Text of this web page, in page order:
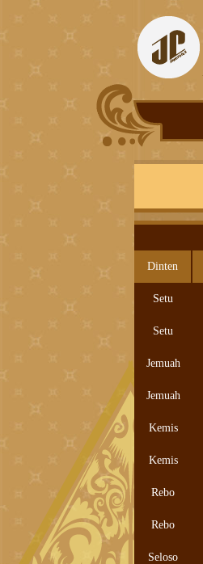
Dinten
Setu
Setu
Jemuah
Jemuah
Kemis
Kemis
Rebo
Rebo
Seloso